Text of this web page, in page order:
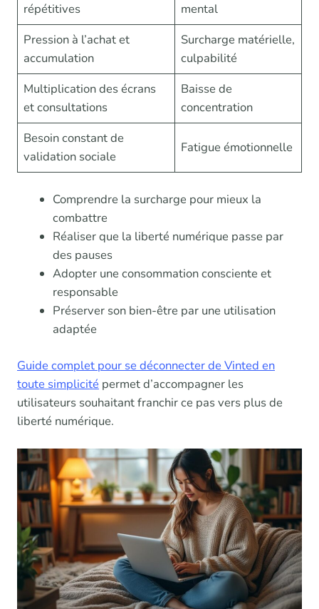
répétitives
mental
Pression à l’achat et
accumulation
Surcharge matérielle,
culpabilité
Multiplication des écrans
et consultations
Baisse de
concentration
Besoin constant de
validation sociale
Fatigue émotionnelle
Comprendre la surcharge pour mieux la
combattre
Réaliser que la liberté numérique passe par
des pauses
Adopter une consommation consciente et
responsable
Préserver son bien-être par une utilisation
adaptée
Guide complet pour se déconnecter de Vinted en
toute simplicité permet d’accompagner les
utilisateurs souhaitant franchir ce pas vers plus de
liberté numérique.